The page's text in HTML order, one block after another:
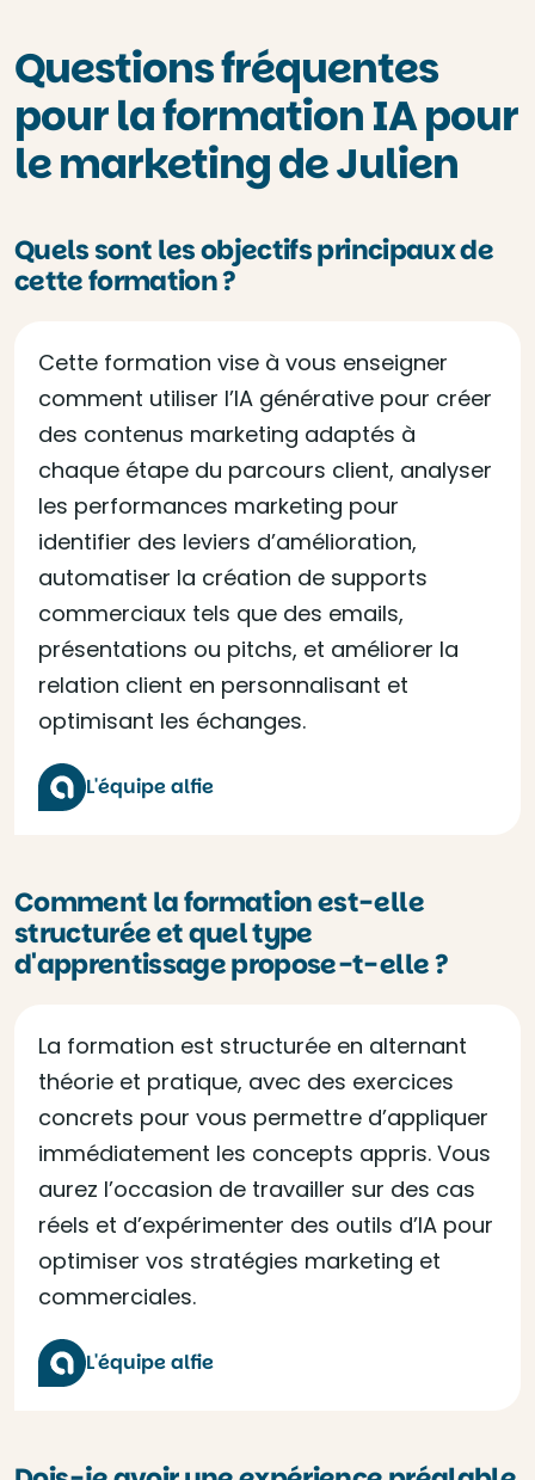
Questions fréquentes
pour la formation IA pour
le marketing de Julien
Quels sont les objectifs principaux de
cette formation ?
Cette formation vise à vous enseigner
comment utiliser l’IA générative pour créer
des contenus marketing adaptés à
chaque étape du parcours client, analyser
les performances marketing pour
identifier des leviers d’amélioration,
automatiser la création de supports
commerciaux tels que des emails,
présentations ou pitchs, et améliorer la
relation client en personnalisant et
optimisant les échanges.
L'équipe alfie
Comment la formation est-elle
structurée et quel type
d'apprentissage propose-t-elle ?
La formation est structurée en alternant
théorie et pratique, avec des exercices
concrets pour vous permettre d’appliquer
immédiatement les concepts appris. Vous
aurez l’occasion de travailler sur des cas
réels et d’expérimenter des outils d’IA pour
optimiser vos stratégies marketing et
commerciales.
L'équipe alfie